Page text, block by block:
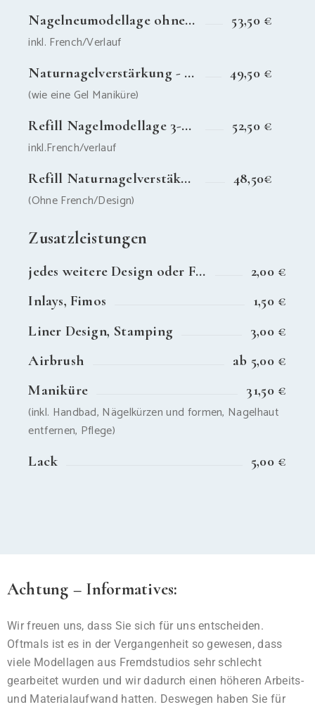
Nagelneumodellage ohne Verlängerung 53,50 €
inkl. French/Verlauf
Naturnagelverstärkung - ohne French 49,50 €
(wie eine Gel Maniküre)
Refill Nagelmodellage 3-5 Wochen 52,50 €
inkl.French/verlauf
Refill Naturnagelverstäkung - 3 Wochen 48,50€
(Ohne French/Design)
Zusatzleistungen
jedes weitere Design oder Farbe 2,00 €
Inlays, Fimos 1,50 €
Liner Design, Stamping 3,00 €
Airbrush ab 5,00 €
Maniküre 31,50 €
(inkl. Handbad, Nägelkürzen und formen, Nagelhaut
entfernen, Pflege)
Lack 5,00 €
Achtung – Informatives:
Wir freuen uns, dass Sie sich für uns entscheiden.
Oftmals ist es in der Vergangenheit so gewesen, dass
viele Modellagen aus Fremdstudios sehr schlecht
gearbeitet wurden und wir dadurch einen höheren Arbeits-
und Materialaufwand hatten. Deswegen haben Sie für